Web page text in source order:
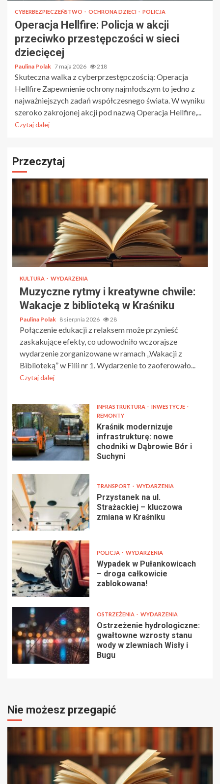
CYBERBEZPIECZEŃSTWO OCHRONA DZIECI POLICJA
Operacja Hellfire: Policja w akcji
przeciwko przestępczości w sieci
dziecięcej
Paulina Polak 7 maja 2026 218
Skuteczna walka z cyberprzestępczością: Operacja
Hellfire Zapewnienie ochrony najmłodszym to jedno z
najważniejszych zadań współczesnego świata. W wyniku
szeroko zakrojonej akcji pod nazwą Operacja Hellfire,...
Czytaj dalej
Przeczytaj
KULTURA WYDARZENIA
Muzyczne rytmy i kreatywne chwile:
Wakacje z biblioteką w Kraśniku
Paulina Polak 8 sierpnia 2026 28
Połączenie edukacji z relaksem może przynieść
zaskakujące efekty, co udowodniło wczorajsze
wydarzenie zorganizowane w ramach „Wakacji z
Biblioteką” w Filii nr 1. Wydarzenie to zaoferowało...
Czytaj dalej
INFRASTRUKTURA
INWESTYCJE
REMONTY
Kraśnik modernizuje
infrastrukturę: nowe
chodniki w Dąbrowie Bór i
Suchyni
TRANSPORT WYDARZENIA
Przystanek na ul.
Strażackiej – kluczowa
zmiana w Kraśniku
POLICJA WYDARZENIA
Wypadek w Pułankowicach
– droga całkowicie
zablokowana!
OSTRZEŻENIA WYDARZENIA
Ostrzeżenie hydrologiczne:
gwałtowne wzrosty stanu
wody w zlewniach Wisły i
Bugu
Nie możesz przegapić